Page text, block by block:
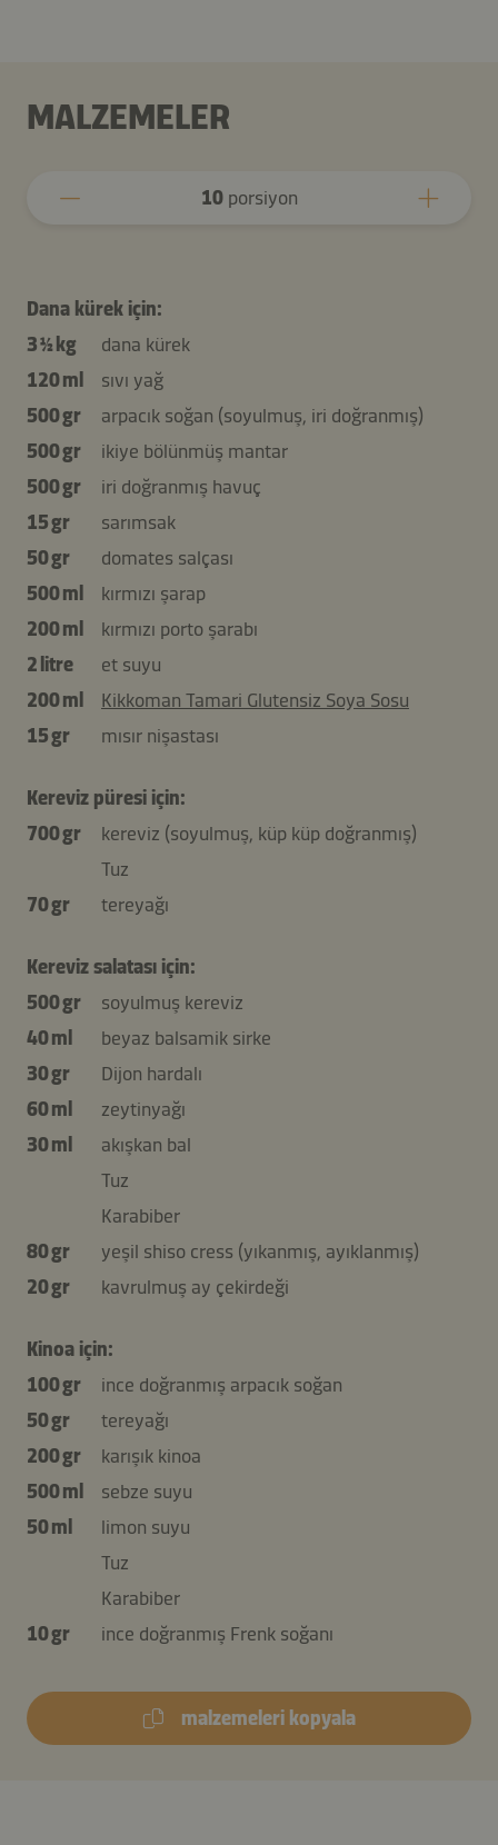
MALZEMELER
10porsiyon
Dana kürek için:
3 ½ kg
dana kürek
120 ml
sıvı yağ
500 gr
arpacık soğan (soyulmuş, iri doğranmış)
500 gr
ikiye bölünmüş mantar
500 gr
iri doğranmış havuç
15 gr
sarımsak
50 gr
domates salçası
500 ml
kırmızı şarap
200 ml
kırmızı porto şarabı
2 litre
et suyu
200 ml
Kikkoman Tamari Glutensiz Soya Sosu
15 gr
mısır nişastası
Kereviz püresi için:
700 gr
kereviz (soyulmuş, küp küp doğranmış)
Tuz
70 gr
tereyağı
Kereviz salatası için:
500 gr
soyulmuş kereviz
40 ml
beyaz balsamik sirke
30 gr
Dijon hardalı
60 ml
zeytinyağı
30 ml
akışkan bal
Tuz
Karabiber
80 gr
yeşil shiso cress (yıkanmış, ayıklanmış)
20 gr
kavrulmuş ay çekirdeği
Kinoa için:
100 gr
ince doğranmış arpacık soğan
50 gr
tereyağı
200 gr
karışık kinoa
500 ml
sebze suyu
50 ml
limon suyu
Tuz
Karabiber
10 gr
ince doğranmış Frenk soğanı
malzemeleri kopyala